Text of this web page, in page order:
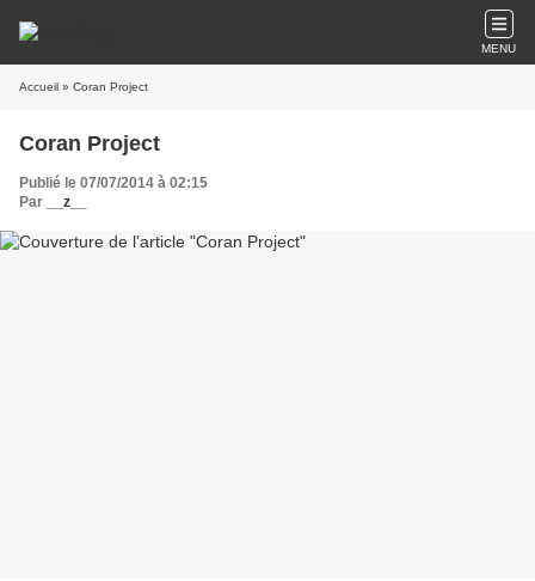
MENU
Accueil » Coran Project
Coran Project
Publié le 07/07/2014 à 02:15
Par
__z__